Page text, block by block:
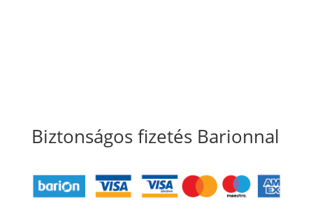
Biztonságos fizetés Barionnal